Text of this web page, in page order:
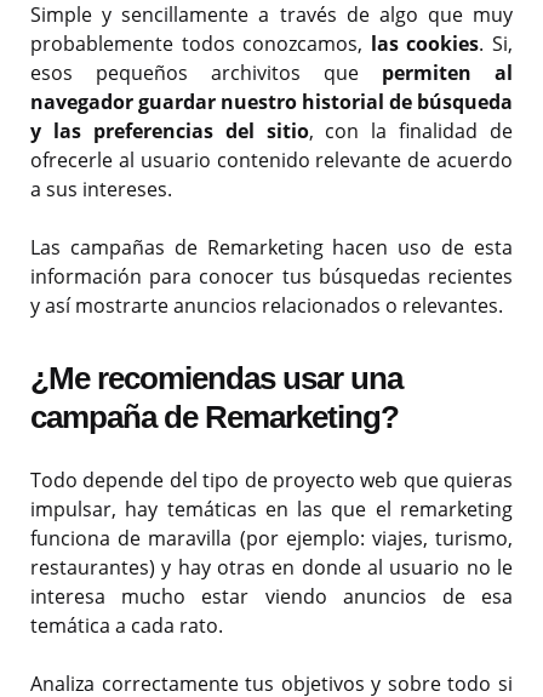
Simple y sencillamente a través de algo que muy
probablemente todos conozcamos, las cookies. Si,
esos pequeños archivitos que permiten al
navegador guardar nuestro historial de búsqueda
y las preferencias del sitio, con la finalidad de
ofrecerle al usuario contenido relevante de acuerdo
a sus intereses.
Las campañas de Remarketing hacen uso de esta
información para conocer tus búsquedas recientes
y así mostrarte anuncios relacionados o relevantes.
¿Me recomiendas usar una
campaña de Remarketing?
Todo depende del tipo de proyecto web que quieras
impulsar, hay temáticas en las que el remarketing
funciona de maravilla (por ejemplo: viajes, turismo,
restaurantes) y hay otras en donde al usuario no le
interesa mucho estar viendo anuncios de esa
temática a cada rato.
Analiza correctamente tus objetivos y sobre todo si